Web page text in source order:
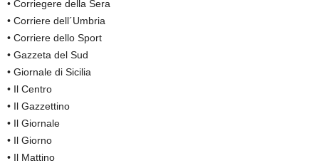
• Corriegere della Sera
• Corriere dell´Umbria
• Corriere dello Sport
• Gazzeta del Sud
• Giornale di Sicilia
• Il Centro
• Il Gazzettino
• Il Giornale
• Il Giorno
• Il Mattino